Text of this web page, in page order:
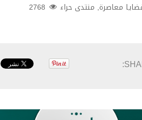
معاصرة, منتدى حراء